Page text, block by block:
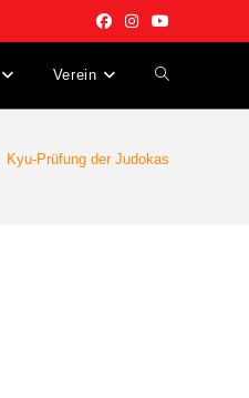
Verein Website-
Kyu-Prüfung der Judokas